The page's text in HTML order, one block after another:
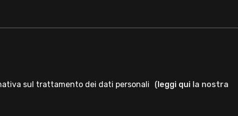
sul trattamento dei dati personali (leggi qui la nostra